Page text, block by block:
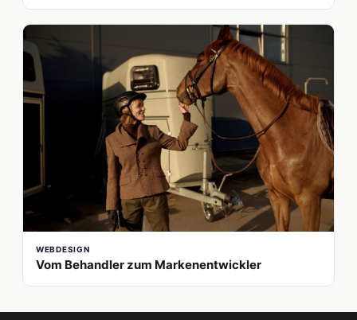
WEBDESIGN
Vom Behandler zum Markenentwickler